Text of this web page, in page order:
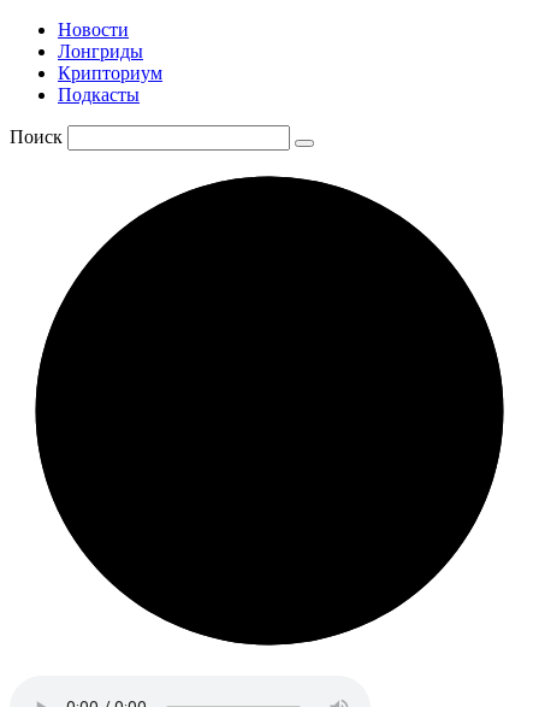
Новости
Лонгриды
Крипториум
Подкасты
Поиск